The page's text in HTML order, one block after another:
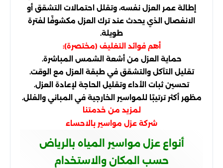
إطالة عمر العزل نفسه، وتقلل احتمالات التشقق أو
الانفصال الذي يحدث عند ترك العزل مكشوفًا لفترة
طويلة.
أهم فوائد التغليف (مختصرة):
حماية العزل من أشعة الشمس المباشرة.
تقليل التآكل والتشقق في طبقة العزل مع الوقت.
تحسين ثبات الأداء وتقليل الحاجة لإعادة العزل.
مظهر أكثر ترتيبًا للمواسير الخارجية في المباني والفلل.
لمزيد من خدمتنا
شركة عزل مواسير بالاحساء
أنواع عزل مواسير المياه بالرياض
حسب المكان والاستخدام